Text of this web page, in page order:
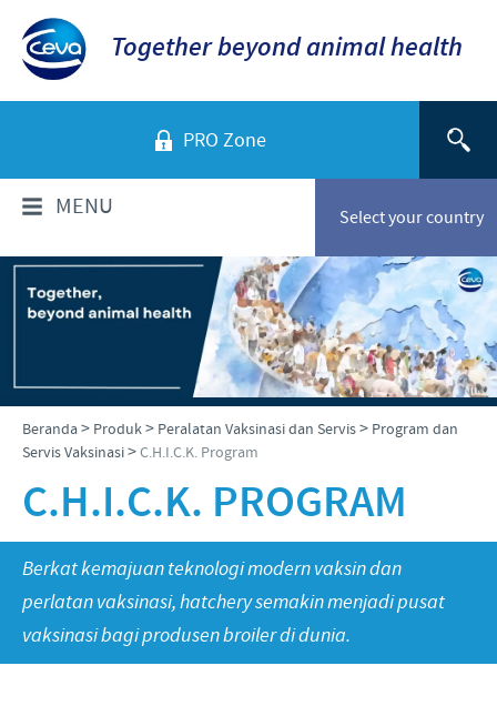
Together beyond animal health
PRO Zone
Select your country
MENU
TENTANG KAMI
Sekilas Perusahaan
Ceva Indonesia
Sejarah kami
Nilai-nilai kami
Penelitian dan Pengembangan
Produksi
Daftar Produk
Unggas
Babi
Sapi
INFORMASI TEKNIS
Disease Surveillance
BERITA & MEDIA
Berita Kegiatan
PERAN & TANGGUNG JAWAB
Fokus pada peranan
Kerja sama bisnis dan ilmiah
KARIR
Beranda> Produk> Peralatan Vaksinasi dan Servis> Program dan
Servis Vaksinasi>C.H.I.C.K. Program
C.H.I.C.K. PROGRAM
Berkat kemajuan teknologi modern vaksin dan
perlatan vaksinasi, hatchery semakin menjadi pusat
vaksinasi bagi produsen broiler di dunia.